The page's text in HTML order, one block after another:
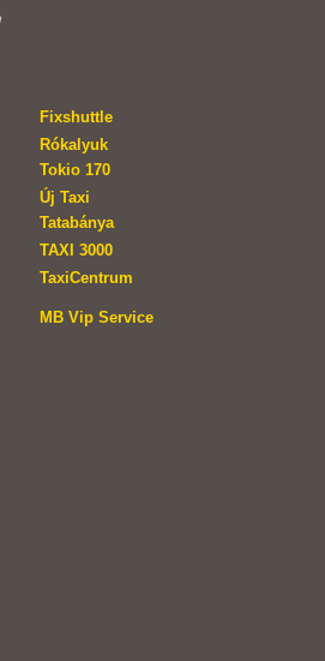
Fixshuttle
Rókalyuk
Tokio 170
Új Taxi
Tatabánya
TAXI 3000
TaxiCentrum
MB Vip Service